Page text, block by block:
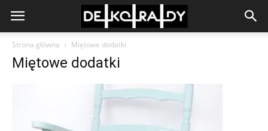
Strona główna Miętowe dodatki
Miętowe dodatki